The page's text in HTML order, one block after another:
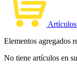
Elementos agregados
No tiene artículos en